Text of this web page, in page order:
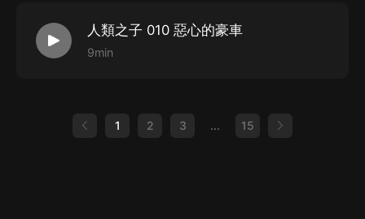
人類之子 010 惡心的豪車
9min
1 2 3 ... 15